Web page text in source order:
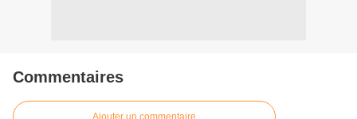
Commentaires
Ajouter un commentaire